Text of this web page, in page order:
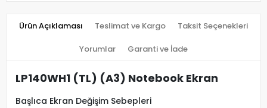
Ürün Açıklaması Teslimat ve Kargo Taksit Seçenekleri
Yorumlar Garanti ve İade
LP140WH1 (TL) (A3) Notebook Ekran
Başlıca Ekran Değişim Sebepleri